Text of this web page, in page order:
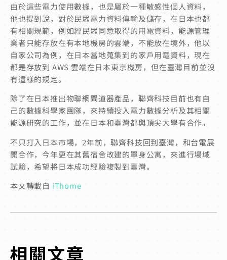
由於這些電力使用數據，也是屬於一種敏感性個人資料，
他也提到說，對於民眾電力資料傳輸及儲存，在日本也都
有相關規範，例如經民眾同意取得的用電資料，能源管理
業者只能存放在有本地機房的雲端，不能放在境外，他以
自家公司為例，在日本當地蒐集到的家戶用電資料，現在
都是存放到 AWS 雲端在日本東京機房，但在臺灣目前並沒
有這樣的規定。
除了在日本推出物聯網閘道器產品，聯齊科技目前也有自
己的數據科學家團隊，來持續投入電力數據分析及其相關
能源研究的工作，並在日本和臺灣都與頂尖大學有合作。
不只打入日本市場，2年前，聯齊科技回到臺灣，和台電展
開合作，今年更在其舊宿舍改建的單身公寓，來進行場域
試驗，希望將日本成功經驗複製到臺灣。
本文轉載自 iThome